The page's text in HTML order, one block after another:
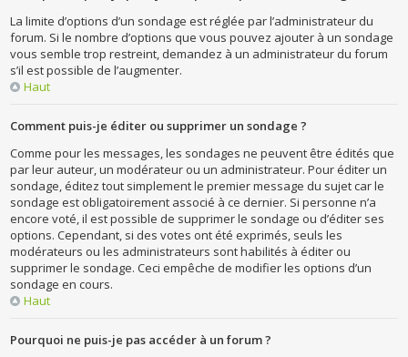
La limite d’options d’un sondage est réglée par l’administrateur du
forum. Si le nombre d’options que vous pouvez ajouter à un sondage
vous semble trop restreint, demandez à un administrateur du forum
s’il est possible de l’augmenter.
Haut
Comment puis-je éditer ou supprimer un sondage ?
Comme pour les messages, les sondages ne peuvent être édités que
par leur auteur, un modérateur ou un administrateur. Pour éditer un
sondage, éditez tout simplement le premier message du sujet car le
sondage est obligatoirement associé à ce dernier. Si personne n’a
encore voté, il est possible de supprimer le sondage ou d’éditer ses
options. Cependant, si des votes ont été exprimés, seuls les
modérateurs ou les administrateurs sont habilités à éditer ou
supprimer le sondage. Ceci empêche de modifier les options d’un
sondage en cours.
Haut
Pourquoi ne puis-je pas accéder à un forum ?